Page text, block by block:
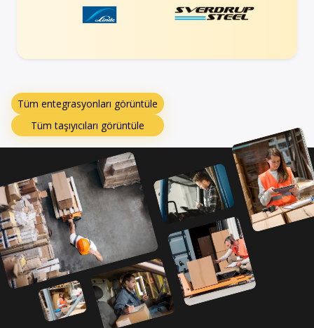
Tüm entegrasyonları görüntüle
Tüm taşıyıcıları görüntüle